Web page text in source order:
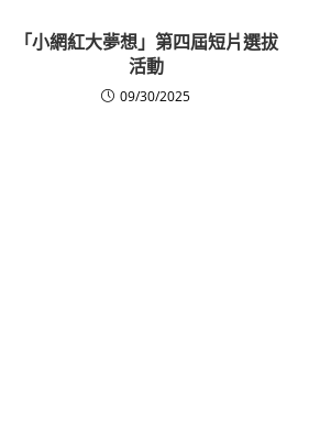
「小網紅大夢想」第四屆短片選拔
活動
09/30/2025